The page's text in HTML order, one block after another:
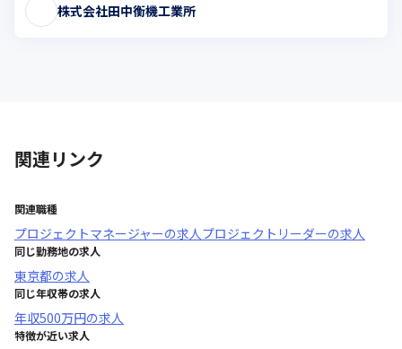
株式会社田中衡機工業所
関連リンク
関連職種
プロジェクトマネージャーの求人プロジェクトリーダーの求人
同じ勤務地の求人
東京都の求人
同じ年収帯の求人
年収500万円の求人
特徴が近い求人